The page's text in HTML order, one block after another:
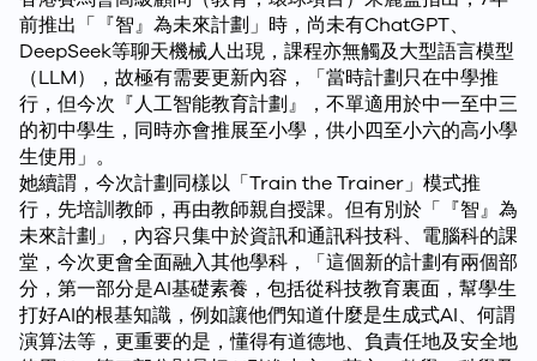
前推出「『智』為未來計劃」時，尚未有ChatGPT、
DeepSeek等聊天機械人出現，課程亦無觸及大型語言模型
（LLM），故極有需要更新內容，「當時計劃只在中學推
行，但今次『人工智能教育計劃』，不單適用於中一至中三
的初中學生，同時亦會推展至小學，供小四至小六的高小學
生使用」。
她續謂，今次計劃同樣以「Train the Trainer」模式推
行，先培訓教師，再由教師親自授課。但有別於「『智』為
未來計劃」，內容只集中於資訊和通訊科技科、電腦科的課
堂，今次更會全面融入其他學科，「這個新的計劃有兩個部
分，第一部分是AI基礎素養，包括從科技教育裏面，幫學生
打好AI的根基知識，例如讓他們知道什麼是生成式AI、何謂
演算法等，更重要的是，懂得有道德地、負責任地及安全地